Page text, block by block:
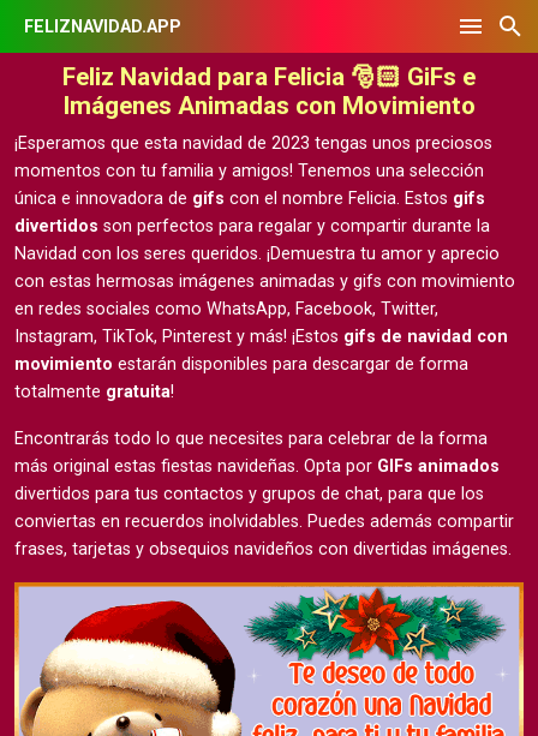
FELIZNAVIDAD.APP
Feliz Navidad para Felicia 🎅🏻 GiFs e
Imágenes Animadas con Movimiento
¡Esperamos que esta navidad de 2023 tengas unos preciosos
momentos con tu familia y amigos! Tenemos una selección
única e innovadora de gifs con el nombre Felicia. Estos gifs
divertidos son perfectos para regalar y compartir durante la
Navidad con los seres queridos. ¡Demuestra tu amor y aprecio
con estas hermosas imágenes animadas y gifs con movimiento
en redes sociales como WhatsApp, Facebook, Twitter,
Instagram, TikTok, Pinterest y más! ¡Estos gifs de navidad con
movimiento estarán disponibles para descargar de forma
totalmente gratuita!
Encontrarás todo lo que necesites para celebrar de la forma
más original estas fiestas navideñas. Opta por GIFs animados
divertidos para tus contactos y grupos de chat, para que los
conviertas en recuerdos inolvidables. Puedes además compartir
frases, tarjetas y obsequios navideños con divertidas imágenes.